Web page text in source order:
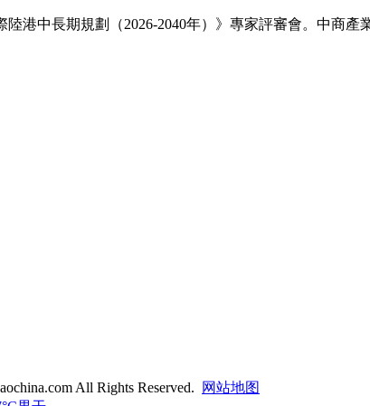
中長期規劃（2026-2040年）》專家評審會。中商產
All Rights Reserved.
网站地图